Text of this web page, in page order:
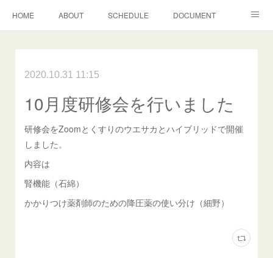
HOME ABOUT SCHEDULE DOCUMENT
2020.10.31 11:15
10月度研修会を行いました
研修会をZoomとくすりのウエサカとハイブリッドで開催
しました。
内容は
腎機能（石綿）
かかりつけ薬剤師のための降圧薬の使い分け（細野）